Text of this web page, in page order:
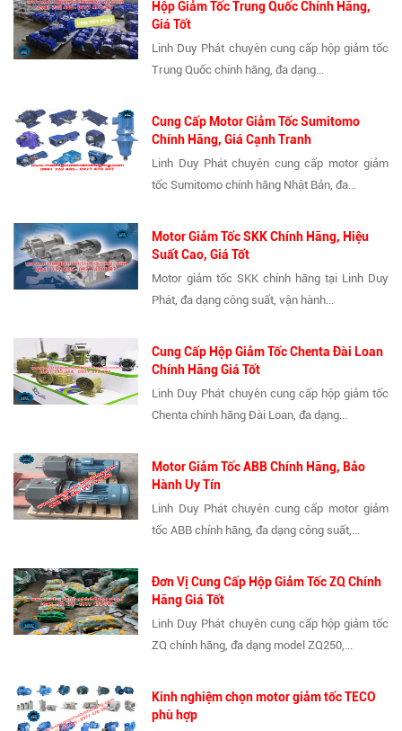
Hộp Giảm Tốc Trung Quốc Chính Hãng,
Giá Tốt
Linh Duy Phát chuyên cung cấp hộp giảm tốc
Trung Quốc chính hãng, đa dạng...
Cung Cấp Motor Giảm Tốc Sumitomo
Chính Hãng, Giá Cạnh Tranh
Linh Duy Phát chuyên cung cấp motor giảm
tốc Sumitomo chính hãng Nhật Bản, đa...
Motor Giảm Tốc SKK Chính Hãng, Hiệu
Suất Cao, Giá Tốt
Motor giảm tốc SKK chính hãng tại Linh Duy
Phát, đa dạng công suất, vận hành...
Cung Cấp Hộp Giảm Tốc Chenta Đài Loan
Chính Hãng Giá Tốt
Linh Duy Phát chuyên cung cấp hộp giảm tốc
Chenta chính hãng Đài Loan, đa dạng...
Motor Giảm Tốc ABB Chính Hãng, Bảo
Hành Uy Tín
Linh Duy Phát chuyên cung cấp motor giảm
tốc ABB chính hãng, đa dạng công suất,...
Đơn Vị Cung Cấp Hộp Giảm Tốc ZQ Chính
Hãng Giá Tốt
Linh Duy Phát chuyên cung cấp hộp giảm tốc
ZQ chính hãng, đa dạng model ZQ250,...
Kinh nghiệm chọn motor giảm tốc TECO
phù hợp